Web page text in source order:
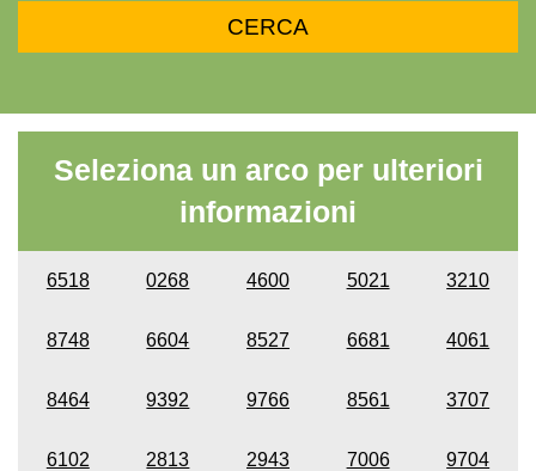
Seleziona un arco per ulteriori
informazioni
6518 0268 4600 5021 3210
8748 6604 8527 6681 4061
8464 9392 9766 8561 3707
6102 2813 2943 7006 9704